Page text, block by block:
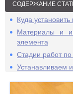
СОДЕРЖАНИЕ
Куда
Материалы и
элемента
Стадии работ
Устанавливаем